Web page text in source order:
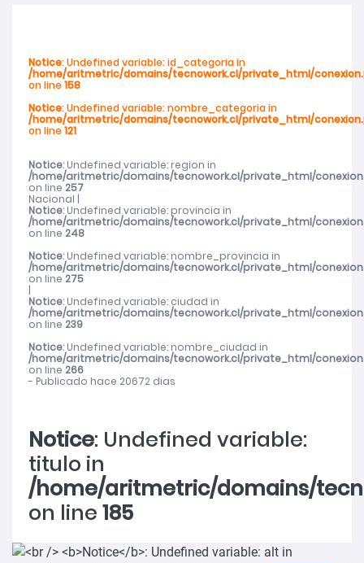
Abren talleres deportivos para adultos mayores en toda la región
Abren talleres deportivos para adultos mayores en toda la región
Notice: Undefined variable: id_categoria in
/home/aritmetric/domains/tecnowork.cl/private_html/
on line 158
Notice: Undefined variable: nombre_categoria in
/home/aritmetric/domains/tecnowork.cl/private_html/
on line 121
Notice: Undefined variable: region in
/home/aritmetric/domains/tecnowork.cl/private_html/
on line 257
Nacional |
Notice: Undefined variable: provincia in
/home/aritmetric/domains/tecnowork.cl/private_html/
on line 248
Notice: Undefined variable: nombre_provincia in
/home/aritmetric/domains/tecnowork.cl/private_html/
on line 275
|
Notice: Undefined variable: ciudad in
/home/aritmetric/domains/tecnowork.cl/private_html/
on line 239
Notice: Undefined variable: nombre_ciudad in
/home/aritmetric/domains/tecnowork.cl/private_html/
on line 266
- Publicado hace 20672 dias
Notice: Undefined variable:
titulo in
/home/aritmetric/domains/
on line 185